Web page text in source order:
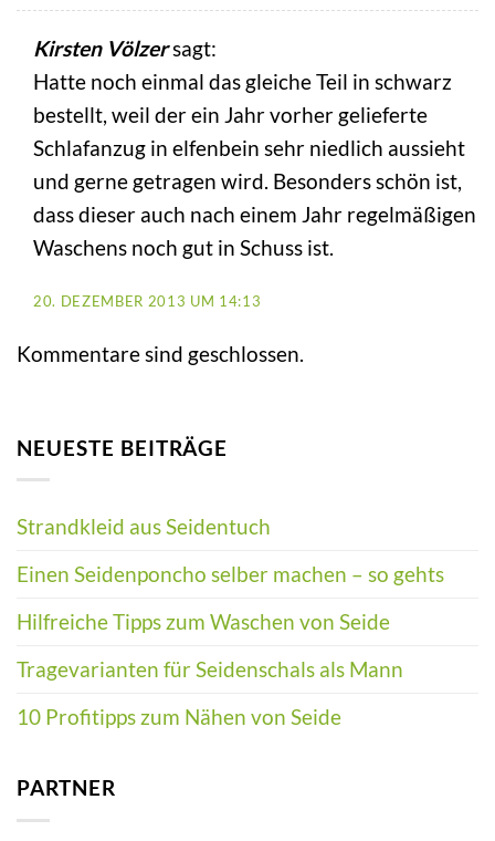
Kirsten Völzersagt:
Hatte noch einmal das gleiche Teil in schwarz
bestellt, weil der ein Jahr vorher gelieferte
Schlafanzug in elfenbein sehr niedlich aussieht
und gerne getragen wird. Besonders schön ist,
dass dieser auch nach einem Jahr regelmäßigen
Waschens noch gut in Schuss ist.
20. DEZEMBER 2013 UM 14:13
Kommentare sind geschlossen.
NEUESTE BEITRÄGE
Strandkleid aus Seidentuch
Einen Seidenponcho selber machen – so gehts
Hilfreiche Tipps zum Waschen von Seide
Tragevarianten für Seidenschals als Mann
10 Profitipps zum Nähen von Seide
PARTNER